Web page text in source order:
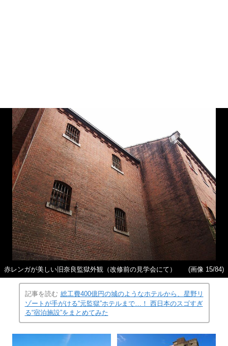
赤レンガが美しい旧奈良監獄外観（改修前の見学会にて） (画像 15/84)
記事を読む 総工費400億円の城のようなホテルから、星野リ
ゾートが手がける“元監獄”ホテルまで…！ 西日本のスゴすぎ
る“宿泊施設”をまとめてみた